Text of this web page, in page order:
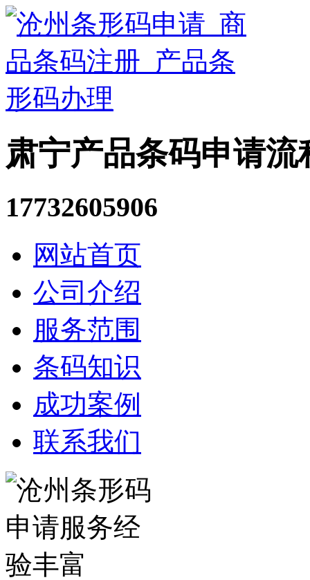
肃宁产品条码申请流
17732605906
网站首页
公司介绍
服务范围
条码知识
成功案例
联系我们